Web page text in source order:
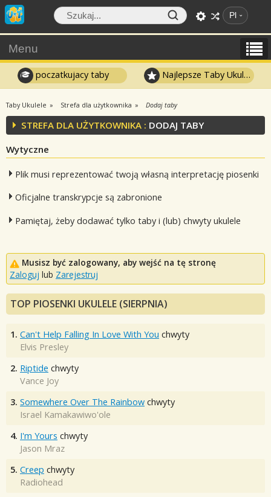
Pl
Menu
poczatkujacy taby Najlepsze Taby Ukulele
Taby Ukulele Strefa dla użytkownika Dodaj taby
STREFA DLA UŻYTKOWNIKA : DODAJ TABY
Wytyczne
Plik musi reprezentować twoją własną interpretację piosenki
Oficjalne transkrypcje są zabronione
Pamiętaj, żeby dodawać tylko taby i (lub) chwyty ukulele
Musisz być zalogowany, aby wejść na tę stronę
Zaloguj lub Zarejestruj
TOP PIOSENKI UKULELE (SIERPNIA)
1. Can't Help Falling In Love With You chwyty
Elvis Presley
2. Riptide chwyty
Vance Joy
3. Somewhere Over The Rainbow chwyty
Israel Kamakawiwo'ole
4. I'm Yours chwyty
Jason Mraz
5. Creep chwyty
Radiohead